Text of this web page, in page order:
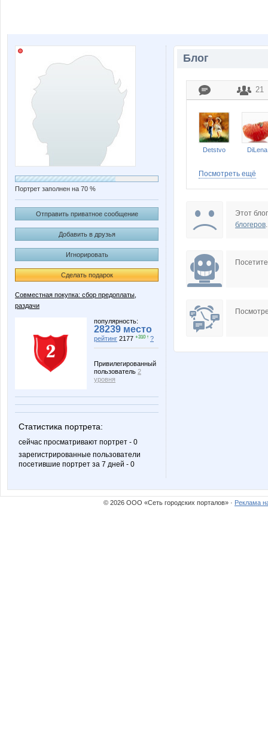
Портрет заполнен на 70 %
Отправить приватное сообщение
Добавить в друзья
Игнорировать
Сделать подарок
Совместная покупка: сбор предоплаты,
раздачи
популярность:
28239 место
рейтинг 2177 +310 ↑ ?
Привилегированный
пользователь 2
уровня
Статистика портрета:
сейчас просматривают портрет - 0
зарегистрированные пользователи
посетившие портрет за 7 дней - 0
Блог
21
Detstvo DiLena
СУ!!ПЕР
Посмотреть ещё
Этот
блогеров.
© 2026 ООО «Сеть городских порталов» · Реклама